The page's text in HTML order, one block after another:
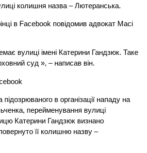
колишня назва – Лютеранська.
в Facebook повідомив адвокат Масі
вулиці імені Катерини Гандзюк. Таке
суд », – написав він.
в організації нападу на
перейменування вулиці
Катерини Гандзюк визнано
її колишню назву –